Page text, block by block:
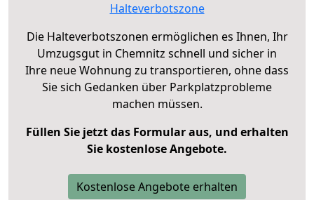
Halteverbotszone
Die Halteverbotszonen ermöglichen es Ihnen, Ihr
Umzugsgut in Chemnitz schnell und sicher in
Ihre neue Wohnung zu transportieren, ohne dass
Sie sich Gedanken über Parkplatzprobleme
machen müssen.
Füllen Sie jetzt das Formular aus, und erhalten
Sie kostenlose Angebote.
Kostenlose Angebote erhalten